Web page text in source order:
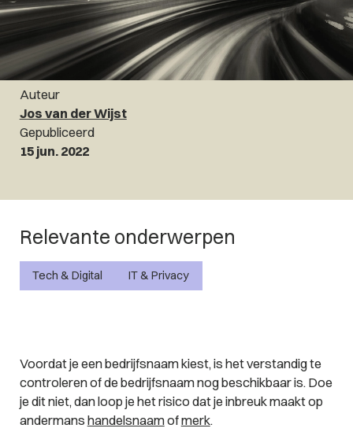
Auteur
Jos van der Wijst
Gepubliceerd
15 jun. 2022
Relevante onderwerpen
Tech & Digital IT & Privacy
Voordat je een bedrijfsnaam kiest, is het verstandig te
controleren of de bedrijfsnaam nog beschikbaar is. Doe
je dit niet, dan loop je het risico dat je inbreuk maakt op
andermans handelsnaamofmerk.